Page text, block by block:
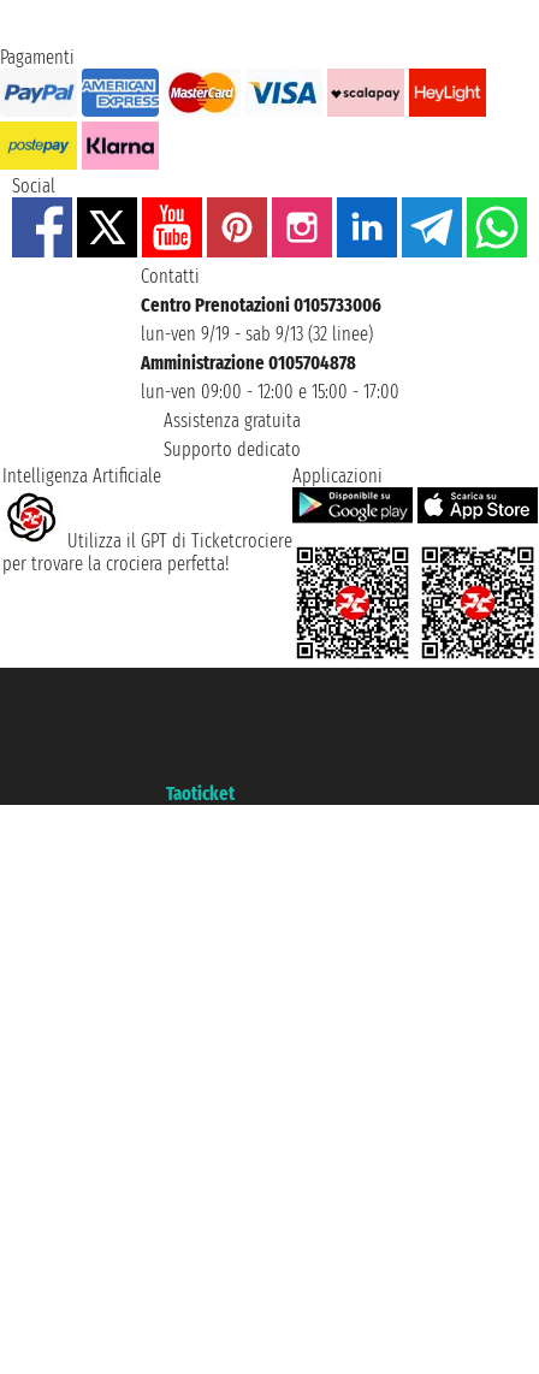
Pagamenti
Social
Contatti
Centro Prenotazioni 0105733006
lun-ven 9/19 - sab 9/13 (32 linee)
Amministrazione 0105704878
lun-ven 09:00 - 12:00 e 15:00 - 17:00
Assistenza gratuita
Supporto dedicato
Intelligenza Artificiale
Utilizza il GPT di Ticketcrociere
per trovare la crociera perfetta!
Applicazioni
Taoticket